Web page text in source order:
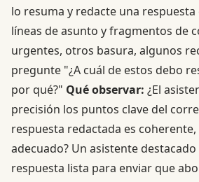
lo resuma y redacte una
líneas de asunto y fragmentos de
urgentes, otros basura, algunos
pregunte "¿A cuál de estos debo
por qué?" Qué observar: ¿El
precisión los puntos clave del
respuesta redactada es
adecuado? Un asistente
respuesta lista para enviar que